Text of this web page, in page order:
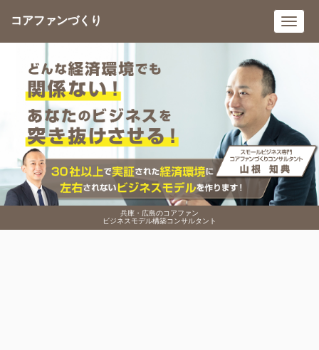
兵庫・広島のコアファン
ビジネスモデル構築コンサルタント
コアファンづくり